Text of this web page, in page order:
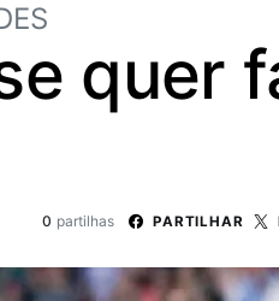
quer
0 partilhas PARTILHAR